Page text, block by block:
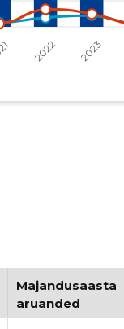
Majandusaasta
aruanded